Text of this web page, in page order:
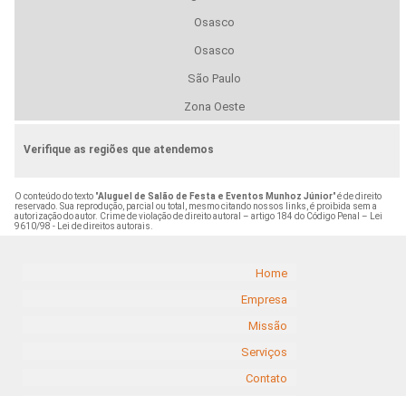
Osasco
Osasco
São Paulo
Zona Oeste
Verifique as regiões que atendemos
O conteúdo do texto "Aluguel de Salão de Festa e Eventos Munhoz Júnior" é de direito
reservado. Sua reprodução, parcial ou total, mesmo citando nossos links, é proibida sem a
autorização do autor. Crime de violação de direito autoral – artigo 184 do Código Penal – Lei
9610/98 - Lei de direitos autorais.
Home
Empresa
Missão
Serviços
Contato